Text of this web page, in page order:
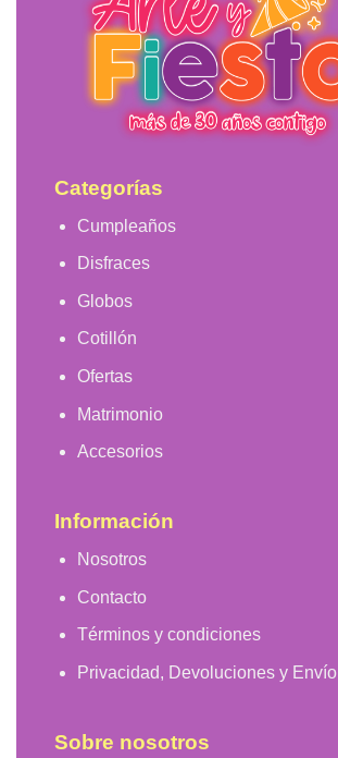
Categorías
Cumpleaños
Disfraces
Globos
Cotillón
Ofertas
Matrimonio
Accesorios
Información
Nosotros
Contacto
Términos y condiciones
Privacidad, Devoluciones y Envío
Sobre nosotros